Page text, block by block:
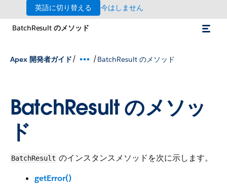
英語に切り替える
今はしません
BatchResult のメソッド
Apex 開発者ガイド/ /BatchResult のメソッド
BatchResult のメソッ
ド
BatchResult のインスタンスメソッドを次に示します。
getError()